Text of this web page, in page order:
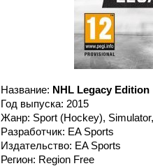
Название: NHL Legacy Edition
Год выпуска: 2015
Жанр: Sport (Hockey),
Разработчик: EA Sports
Издательство: EA Sports
Регион: Region Free